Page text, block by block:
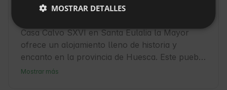
Casa Calvo SXVI en Santa Eulalia la
Casa Calvo SXVI en Santa Eulalia la Mayor
ofrece un alojamiento lleno de historia y
encanto en la provincia de Huesca. Este pueblo
tranquilo invita a los huéspedes a descubrir la
Mostrar más
MOSTRAR DETALLES